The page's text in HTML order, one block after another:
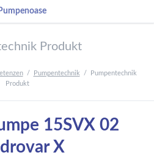
Produkt
Pumpentechnik
Pumpentechnik
Produkt
15SVX 02
X